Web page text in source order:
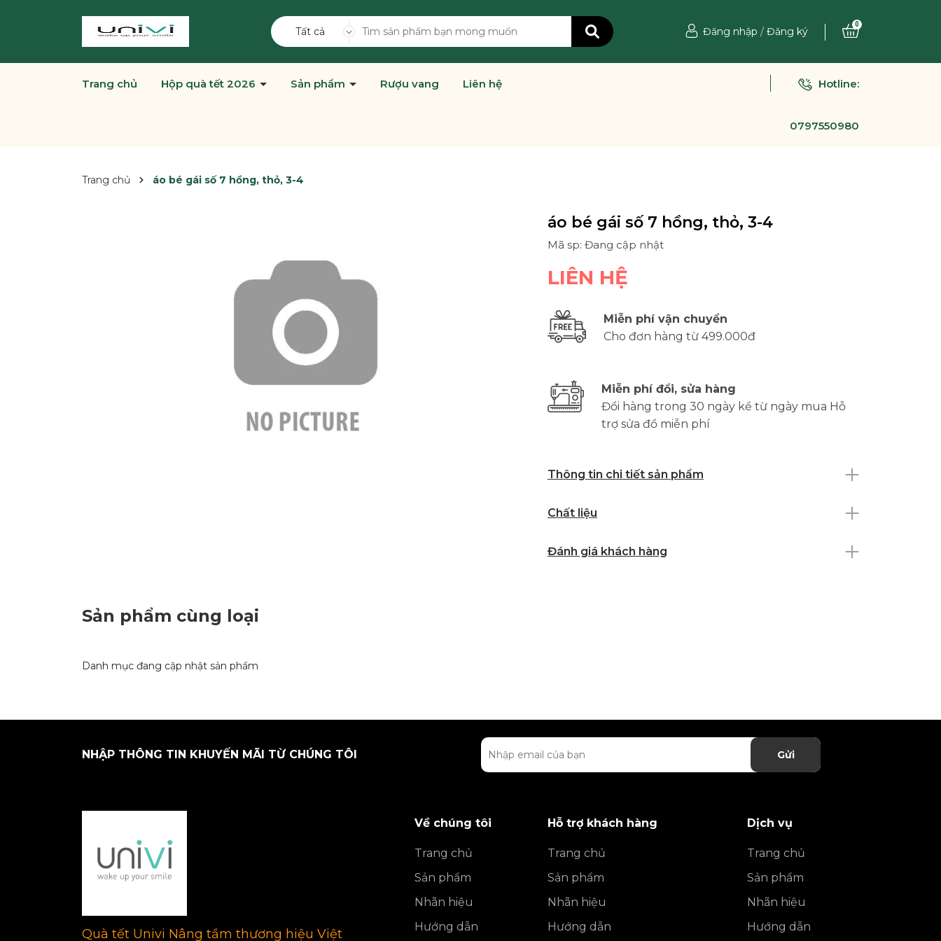
Tất cả Đăng nhập / Đăng ký
0
Trang chủ Hộp quà tết 2026 Sản phẩm Rượu vang Liên hệ Hotline:
0797550980
Trang chủ áo bé gái số 7 hồng, thỏ, 3-4
áo bé gái số 7 hồng, thỏ, 3-4
Mã sp: Đang cập nhật
LIÊN HỆ
Miễn phí vận chuyển
Cho đơn hàng từ 499.000đ
Miễn phí đổi, sửa hàng
Đổi hàng trong 30 ngày kể từ ngày mua Hỗ
trợ sửa đồ miễn phí
Thông tin chi tiết sản phẩm
Chất liệu
Đánh giá khách hàng
Sản phẩm cùng loại
Danh mục đang cập nhật sản phẩm
NHẬP THÔNG TIN KHUYẾN MÃI TỪ CHÚNG TÔI Gửi
Quà tết Univi Nâng tầm thương hiệu Việt
Về chúng tôi
Trang chủ
Sản phẩm
Nhãn hiệu
Hướng dẫn
Hỗ trợ khách hàng
Trang chủ
Sản phẩm
Nhãn hiệu
Hướng dẫn
Dịch vụ
Trang chủ
Sản phẩm
Nhãn hiệu
Hướng dẫn